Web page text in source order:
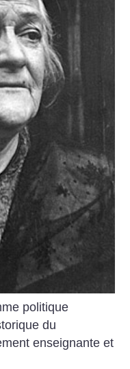
politique
du
enseignante et